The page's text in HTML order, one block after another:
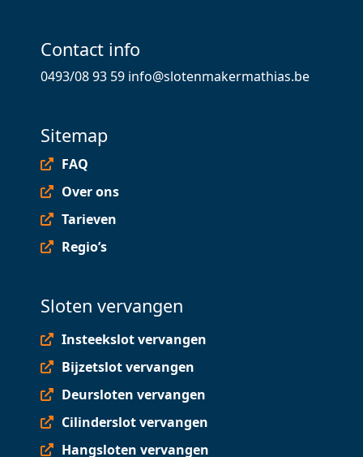
Contact info
0493/08 93 59 info@slotenmakermathias.be
Sitemap
FAQ
Over ons
Tarieven
Regio’s
Sloten vervangen
Insteekslot vervangen
Bijzetslot vervangen
Deursloten vervangen
Cilinderslot vervangen
Hangsloten vervangen